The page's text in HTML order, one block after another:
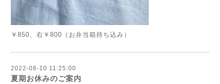
￥850、右￥800（お弁当箱持ち込み）
2022-08-10 11:25:00
夏期お休みのご案内